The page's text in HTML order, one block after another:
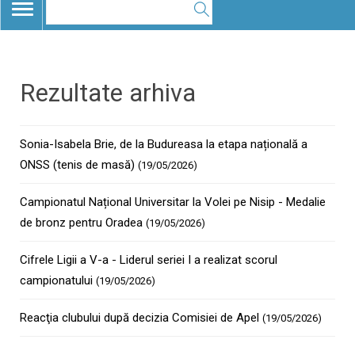
TOGGLE
NAVIGATION
Rezultate arhiva
Sonia-Isabela Brie, de la Budureasa la etapa națională a
ONSS (tenis de masă) (19/05/2026)
Campionatul Național Universitar la Volei pe Nisip - Medalie
de bronz pentru Oradea (19/05/2026)
Cifrele Ligii a V-a - Liderul seriei I a realizat scorul
campionatului (19/05/2026)
Reacţia clubului după decizia Comisiei de Apel (19/05/2026)